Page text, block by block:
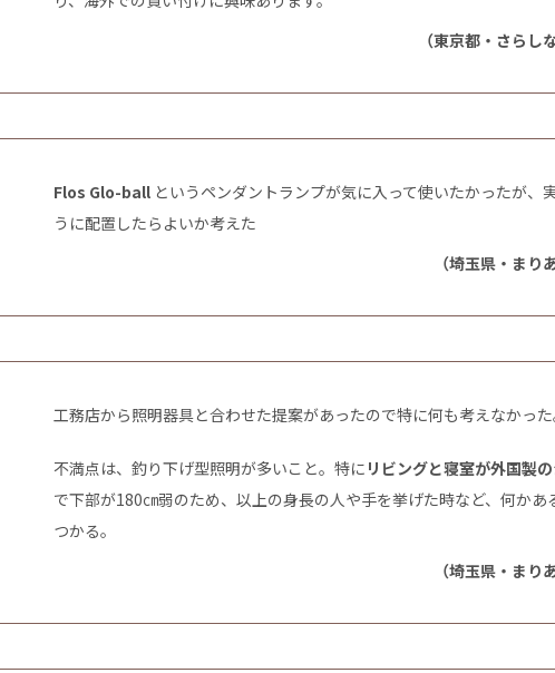
（東京都・さらし
Flos Glo-ball というペンダントランプが気に入って使いたかったが、
うに配置したらよいか考えた
（埼玉県・まり
工務店から照明器具と合わせた提案があったので特に何も考えなかった
不満点は、釣り下げ型照明が多いこと。特に リビングと寝室が外国製
で下部が180㎝弱のため、以上の身長の人や手を挙げた時など、何かあ
つかる。
（埼玉県・まり